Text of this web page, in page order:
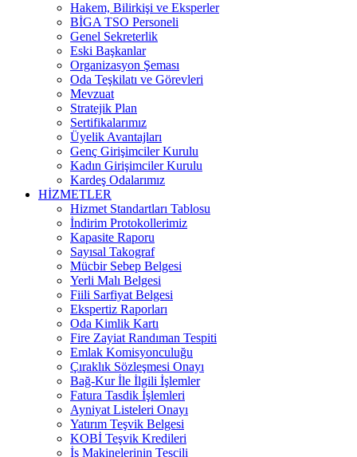
Hakem, Bilirkişi ve Eksperler
BİGA TSO Personeli
Genel Sekreterlik
Eski Başkanlar
Organizasyon Şeması
Oda Teşkilatı ve Görevleri
Mevzuat
Stratejik Plan
Sertifikalarımız
Üyelik Avantajları
Genç Girişimciler Kurulu
Kadın Girişimciler Kurulu
Kardeş Odalarımız
HİZMETLER
Hizmet Standartları Tablosu
İndirim Protokollerimiz
Kapasite Raporu
Sayısal Takograf
Mücbir Sebep Belgesi
Yerli Malı Belgesi
Fiili Sarfiyat Belgesi
Ekspertiz Raporları
Oda Kimlik Kartı
Fire Zayiat Randıman Tespiti
Emlak Komisyonculuğu
Çıraklık Sözleşmesi Onayı
Bağ-Kur İle İlgili İşlemler
Fatura Tasdik İşlemleri
Ayniyat Listeleri Onayı
Yatırım Teşvik Belgesi
KOBİ Teşvik Kredileri
İş Makinelerinin Tescili